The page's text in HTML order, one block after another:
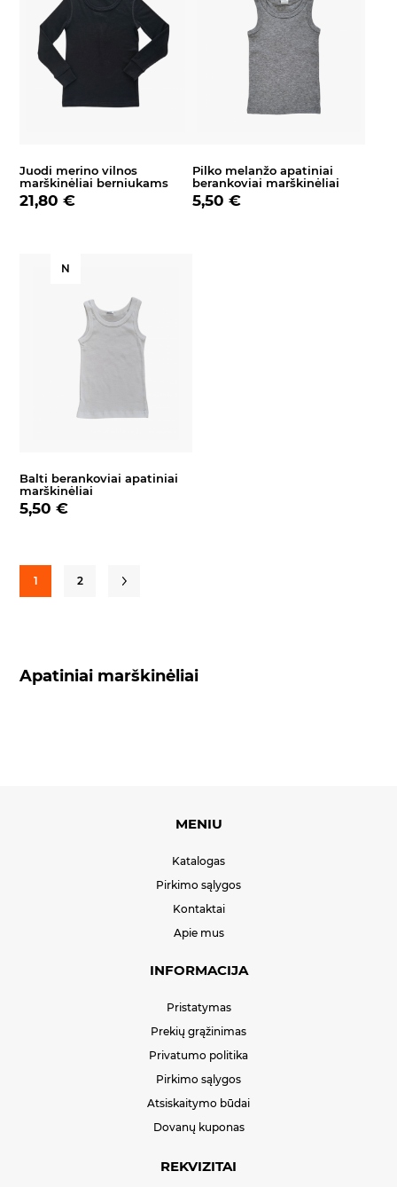
Juodi merino vilnos
marškinėliai berniukams
21,80 €
Pilko melanžo apatiniai
berankoviai marškinėliai
5,50 €
N
Balti berankoviai apatiniai
marškinėliai
5,50 €
1 2
Apatiniai marškinėliai
MENIU
Katalogas
Pirkimo sąlygos
Kontaktai
Apie mus
INFORMACIJA
Pristatymas
Prekių grąžinimas
Privatumo politika
Pirkimo sąlygos
Atsiskaitymo būdai
Dovanų kuponas
REKVIZITAI